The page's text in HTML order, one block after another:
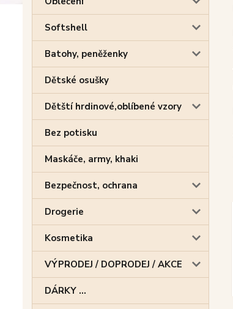
Softshell
Batohy, peněženky
Dětské osušky
Dětští hrdinové,oblíbené vzory
Bez potisku
Maskáče, army, khaki
Bezpečnost, ochrana
Drogerie
Kosmetika
VÝPRODEJ / DOPRODEJ / AKCE
DÁRKY ...